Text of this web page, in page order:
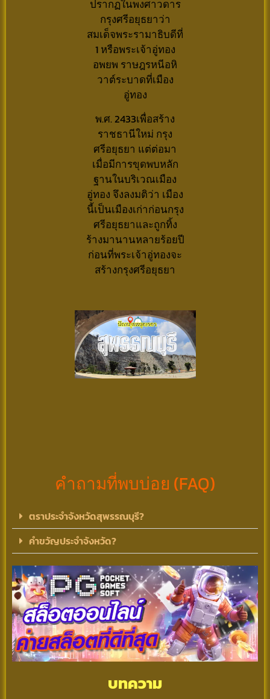
ปรากฏในพงศาวดาร
กรุงศรีอยุธยาว่า
สมเด็จพระรามาธิบดีที่
1 หรือพระเจ้าอู่ทอง
อพยพ ราษฎรหนีอหิ
วาต์ระบาดที่เมือง
อู่ทอง
พ.ศ. 2433เพื่อสร้าง
ราชธานีใหม่ กรุง
ศรีอยุธยา แต่ต่อมา
เมื่อมีการขุดพบหลัก
ฐานในบริเวณเมือง
อู่ทอง จึงลงมติว่า เมือง
นี้เป็นเมืองเก่าก่อนกรุง
ศรีอยุธยาและถูกทิ้ง
ร้างมานานหลายร้อยปี
ก่อนที่พระเจ้าอู่ทองจะ
สร้างกรุงศรีอยุธยา
คำถามที่พบบ่อย (FAQ)
ตราประจำจังหวัดสุพรรณบุรี?
คำขวัญประจำจังหวัด?
บทความ